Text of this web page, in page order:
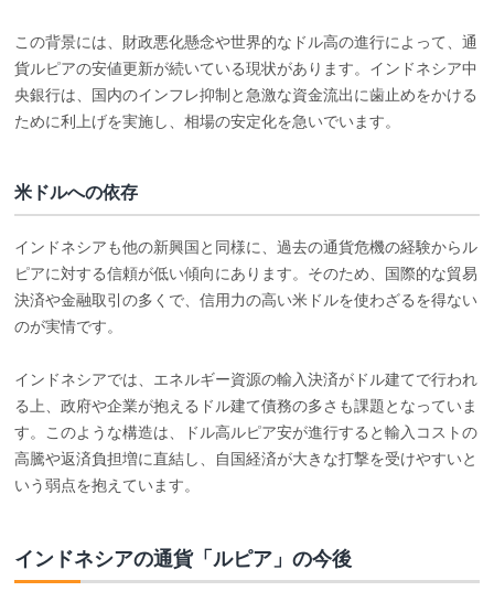
この背景には、財政悪化懸念や世界的なドル高の進行によって、通
貨ルピアの安値更新が続いている現状があります。インドネシア中
央銀行は、国内のインフレ抑制と急激な資金流出に歯止めをかける
ために利上げを実施し、相場の安定化を急いでいます。
米ドルへの依存
インドネシアも他の新興国と同様に、過去の通貨危機の経験からル
ピアに対する信頼が低い傾向にあります。そのため、国際的な貿易
決済や金融取引の多くで、信用力の高い米ドルを使わざるを得ない
のが実情です。
インドネシアでは、エネルギー資源の輸入決済がドル建てで行われ
る上、政府や企業が抱えるドル建て債務の多さも課題となっていま
す。このような構造は、ドル高ルピア安が進行すると輸入コストの
高騰や返済負担増に直結し、自国経済が大きな打撃を受けやすいと
いう弱点を抱えています。
インドネシアの通貨「ルピア」の今後